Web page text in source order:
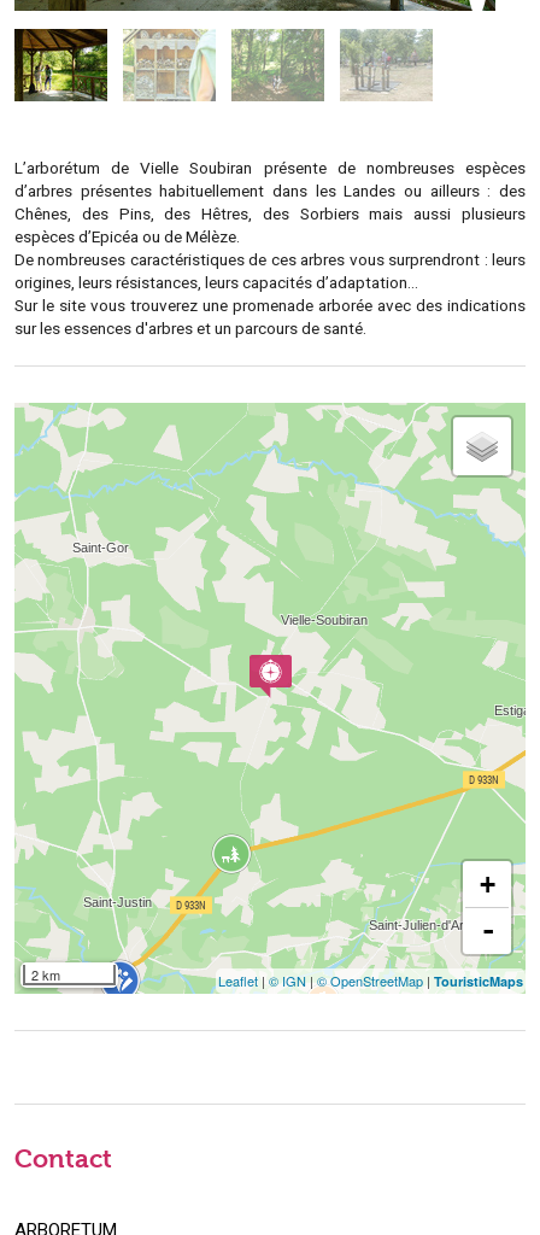
L’arborétum de Vielle Soubiran présente de nombreuses espèces
d’arbres présentes habituellement dans les Landes ou ailleurs : des
Chênes, des Pins, des Hêtres, des Sorbiers mais aussi plusieurs
espèces d’Epicéa ou de Mélèze.
De nombreuses caractéristiques de ces arbres vous surprendront : leurs
origines, leurs résistances, leurs capacités d’adaptation…
Sur le site vous trouverez une promenade arborée avec des indications
sur les essences d'arbres et un parcours de santé.
2 km
+
-
Leaflet | © IGN | © OpenStreetMap | TouristicMaps
Contact
ARBORETUM